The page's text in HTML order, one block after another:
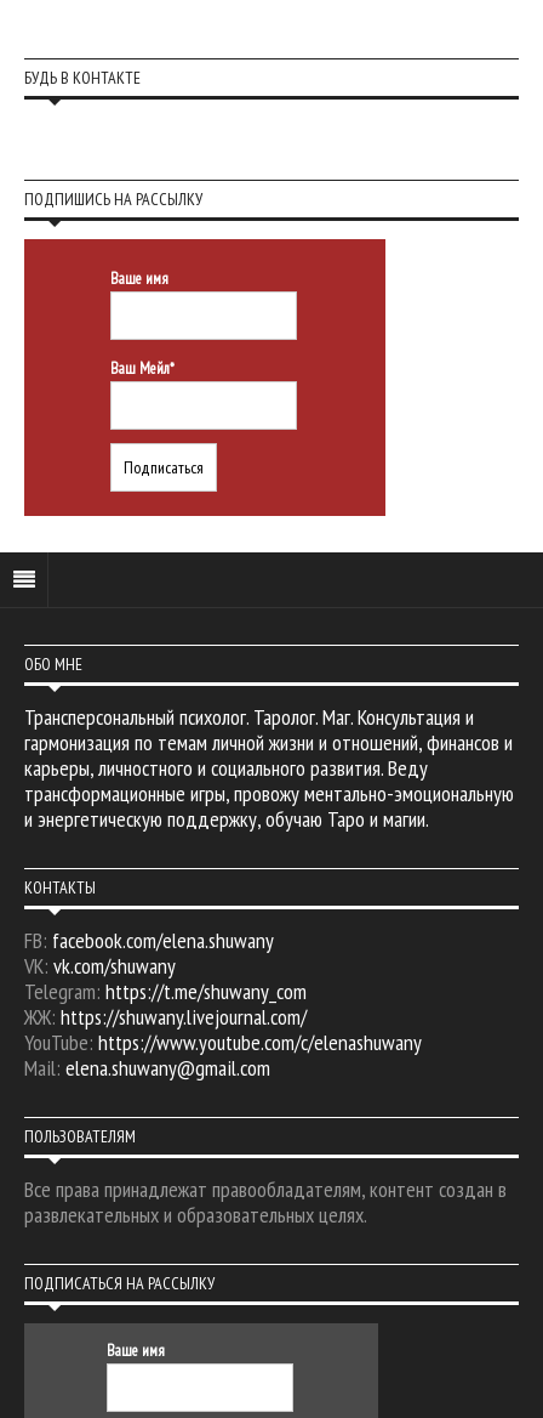
БУДЬ В КОНТАКТЕ
ПОДПИШИСЬ НА РАССЫЛКУ
Ваше имя
Ваш Мейл*
ОБО МНЕ
Трансперсональный психолог. Таролог. Маг. Консультация и
гармонизация по темам личной жизни и отношений, финансов и
карьеры, личностного и социального развития. Веду
трансформационные игры, провожу ментально-эмоциональную
и энергетическую поддержку, обучаю Таро и магии.
КОНТАКТЫ
FB: facebook.com/elena.shuwany
VK: vk.com/shuwany
Telegram: https://t.me/shuwany_com
ЖЖ: https://shuwany.livejournal.com/
YouTube: https://www.youtube.com/c/elenashuwany
Mail: elena.shuwany@gmail.com
ПОЛЬЗОВАТЕЛЯМ
Все права принадлежат правообладателям, контент создан в
развлекательных и образовательных целях.
ПОДПИСАТЬСЯ НА РАССЫЛКУ
Ваше имя